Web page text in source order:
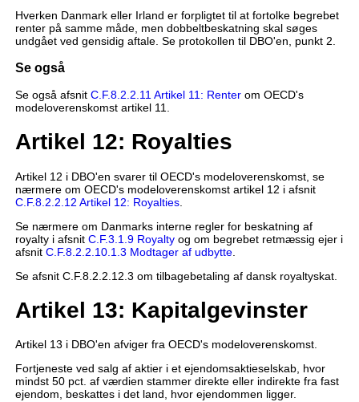
Hverken Danmark eller Irland er forpligtet til at fortolke begrebet
renter på samme måde, men dobbeltbeskatning skal søges
undgået ved gensidig aftale. Se protokollen til DBO'en, punkt 2.
Se også
Se også afsnit C.F.8.2.2.11 Artikel 11: Renterom OECD's
modeloverenskomst artikel 11.
Artikel 12: Royalties
Artikel 12 i DBO'en svarer til OECD's modeloverenskomst, se
nærmere om OECD's modeloverenskomst artikel 12 i afsnit
C.F.8.2.2.12 Artikel 12: Royalties.
Se nærmere om Danmarks interne regler for beskatning af
royalty i afsnit C.F.3.1.9 Royaltyog om begrebet retmæssig ejer i
afsnit C.F.8.2.2.10.1.3 Modtager af udbytte.
Se afsnit C.F.8.2.2.12.3 om tilbagebetaling af dansk royaltyskat.
Artikel 13: Kapitalgevinster
Artikel 13 i DBO'en afviger fra OECD's modeloverenskomst.
Fortjeneste ved salg af aktier i et ejendomsaktieselskab, hvor
mindst 50 pct. af værdien stammer direkte eller indirekte fra fast
ejendom, beskattes i det land, hvor ejendommen ligger.